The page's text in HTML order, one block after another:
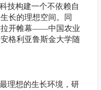
技构建一个不依赖自
长的理想空间。同
拉开帷幕——中国农业
格利亚鲁斯金大学随
理想的生长环境，研